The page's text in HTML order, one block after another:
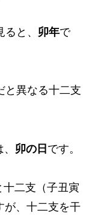
と、 卯年で
と異なる十二支
卯の日 です。
二支（子丑寅
が、十二支を干